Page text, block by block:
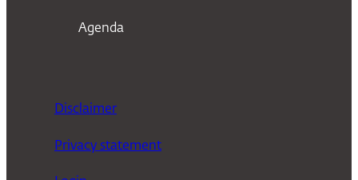
Agenda
Disclaimer
Privacy statement